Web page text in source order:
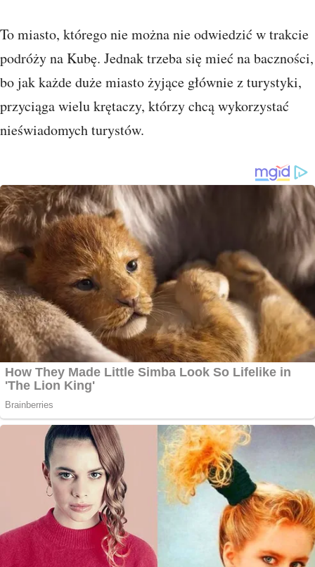
To miasto, którego nie można nie odwiedzić w trakcie
podróży na Kubę. Jednak trzeba się mieć na baczności,
bo jak każde duże miasto żyjące głównie z turystyki,
przyciąga wielu krętaczy, którzy chcą wykorzystać
nieświadomych turystów.